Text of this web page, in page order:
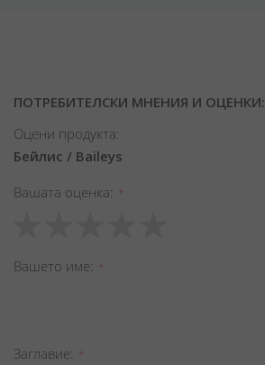
ПОТРЕБИТЕЛСКИ МНЕНИЯ И ОЦЕНКИ:
Оцени продукта:
Бейлис / Baileys
Вашата оценка
star
stars
stars
stars
stars
Вашето име
Заглавиe